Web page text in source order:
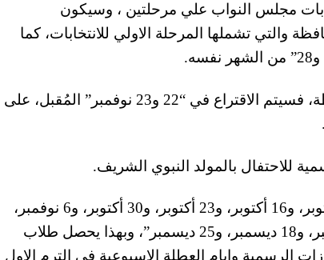
2015 ، حيث ستكون انتخابات مجلس النواب علي مرحلتين ، وسيكون
و19 أكتوبر” المُقبل إجازة في المدارس في 14 محافظة والتي تشملها المرحلة الاولي للانتخابات، كما
أما عن المرحلة الثانية من الانتخابات، والتي تشمل 13 محافظة، فسيتم الاقتراع في “22 و23 نوفمبر” المُقبل، على
واخيرا ايام الجمعة وعطلة نهاية الاسبوع هي “2 أكتوبر، و9 أكتوبر، و16 أكتوبر، و23 أكتوبر، و30 أكتوبر، و6 نوفمبر،
و13 نوفمبر، و20 نوفبمر، و27 نوفمبر، و4 ديسمبر، و11 ديسمبر، و18 ديسمبر، و25 ديسمبر”، وبهذا يحصل طلاب
الاجازات الرسمية وايام العطلة الاسبوعية في الترم الاول